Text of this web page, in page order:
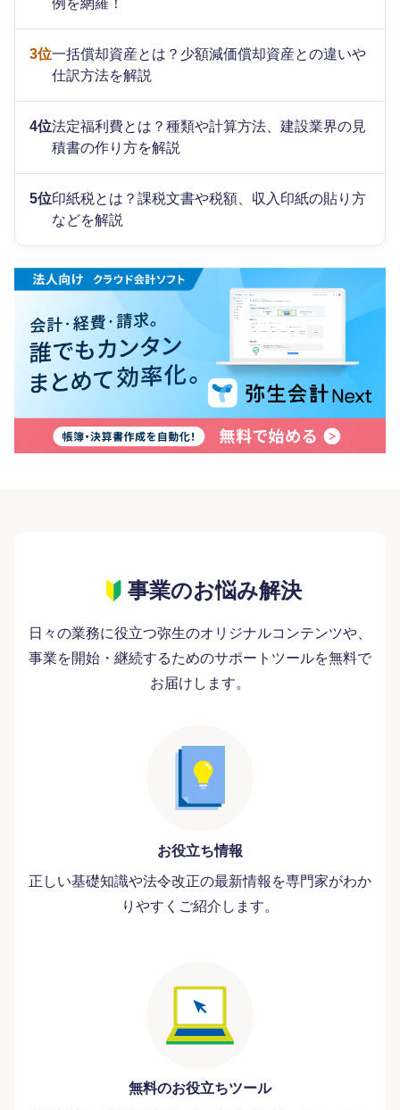
3位一括償却資産とは？少額減価償却資産との違いや
仕訳方法を解説
4位法定福利費とは？種類や計算方法、建設業界の見
積書の作り方を解説
5位印紙税とは？課税文書や税額、収入印紙の貼り方
などを解説
事業のお悩み解決
日々の業務に役立つ弥生のオリジナルコンテンツや、
事業を開始・継続するためのサポートツールを無料で
お届けします。
お役立ち情報
正しい基礎知識や法令改正の最新情報を専門家がわか
りやすくご紹介します。
無料のお役立ちツール